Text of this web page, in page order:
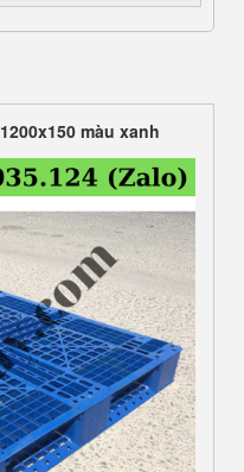
màu xanh